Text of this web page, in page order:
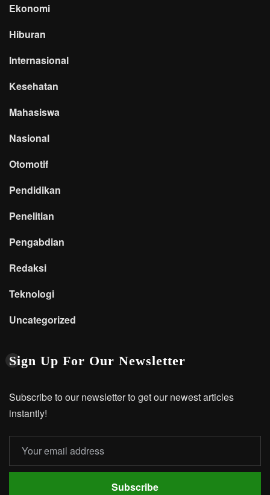
Ekonomi
Hiburan
Internasional
Kesehatan
Mahasiswa
Nasional
Otomotif
Pendidikan
Penelitian
Pengabdian
Redaksi
Teknologi
Uncategorized
Sign Up For Our Newsletter
Subscribe to our newsletter to get our newest articles
instantly!
Subscribe